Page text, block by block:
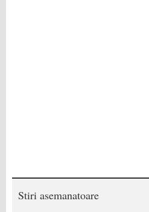
Stiri asemanatoare